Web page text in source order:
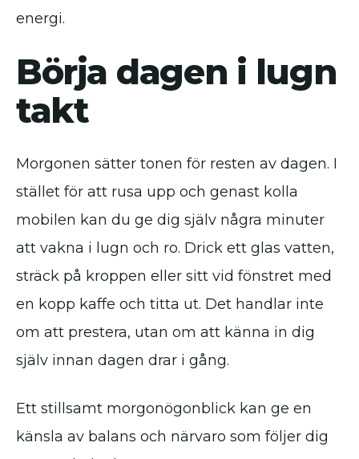
energi.
Börja dagen i lugn
takt
Morgonen sätter tonen för resten av dagen. I
stället för att rusa upp och genast kolla
mobilen kan du ge dig själv några minuter
att vakna i lugn och ro. Drick ett glas vatten,
sträck på kroppen eller sitt vid fönstret med
en kopp kaffe och titta ut. Det handlar inte
om att prestera, utan om att känna in dig
själv innan dagen drar i gång.
Ett stillsamt morgonögonblick kan ge en
känsla av balans och närvaro som följer dig